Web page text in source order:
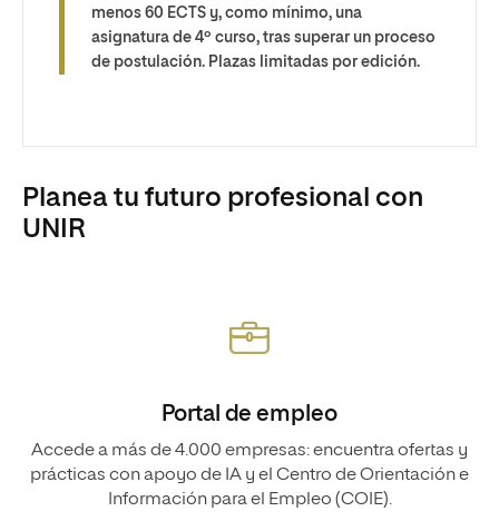
menos 60 ECTS y, como mínimo, una
asignatura de 4º curso, tras superar un proceso
de postulación. Plazas limitadas por edición.
Planea tu futuro profesional con
UNIR
Portal de empleo
Accede a más de 4.000 empresas: encuentra ofertas y
prácticas con apoyo de IA y el Centro de Orientación e
Información para el Empleo (COIE).